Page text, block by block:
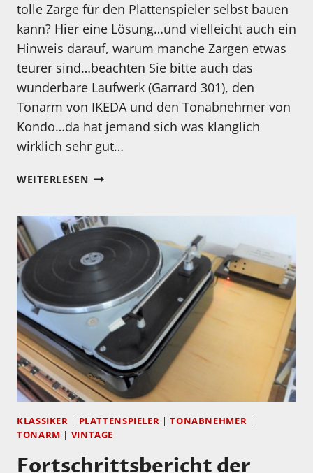
tolle Zarge für den Plattenspieler selbst bauen
kann? Hier eine Lösung…und vielleicht auch ein
Hinweis darauf, warum manche Zargen etwas
teurer sind…beachten Sie bitte auch das
wunderbare Laufwerk (Garrard 301), den
Tonarm von IKEDA und den Tonabnehmer von
Kondo…da hat jemand sich was klanglich
wirklich sehr gut…
WEITERLESENDIY
DIE
ETWAS
ANDERE
ZARGE
FÜR
DEN
GARRARD
301…
KLASSIKER | PLATTENSPIELER |TONABNEHMER |
TONARM | VINTAGE
Fortschrittsbericht der